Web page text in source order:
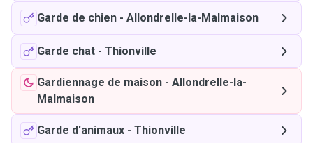
Garde de chien - Allondrelle-la-Malmaison
Garde chat - Thionville
Gardiennage de maison - Allondrelle-la-
Malmaison
Garde d'animaux - Thionville